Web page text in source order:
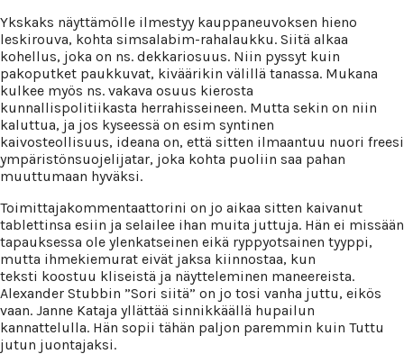
Ykskaks näyttämölle ilmestyy kauppaneuvoksen hieno
leskirouva, kohta simsalabim-rahalaukku. Siitä alkaa
kohellus, joka on ns. dekkariosuus. Niin pyssyt kuin
pakoputket paukkuvat, kiväärikin välillä tanassa. Mukana
kulkee myös ns. vakava osuus kierosta
kunnallispolitiikasta herrahisseineen. Mutta sekin on niin
kaluttua, ja jos kyseessä on esim syntinen
kaivosteollisuus, ideana on, että sitten ilmaantuu nuori freesi
ympäristönsuojelijatar, joka kohta puoliin saa pahan
muuttumaan hyväksi.
Toimittajakommentaattorini on jo aikaa sitten kaivanut
tablettinsa esiin ja selailee ihan muita juttuja. Hän ei missään
tapauksessa ole ylenkatseinen eikä ryppyotsainen tyyppi,
mutta ihmekiemurat eivät jaksa kiinnostaa, kun
teksti koostuu kliseistä ja näytteleminen maneereista.
Alexander Stubbin ”Sori siitä” on jo tosi vanha juttu, eikös
vaan. Janne Kataja yllättää sinnikkäällä hupailun
kannattelulla. Hän sopii tähän paljon paremmin kuin Tuttu
jutun juontajaksi.